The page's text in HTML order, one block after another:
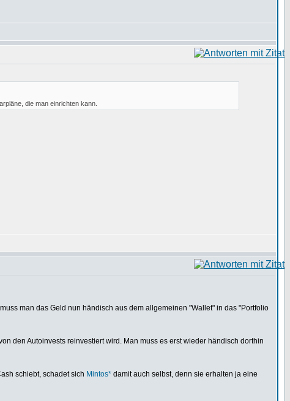
die man einrichten kann.
man das Geld nun händisch aus dem allgemeinen "Wallet" in das "Portfolio
den Autoinvests reinvestiert wird. Man muss es erst wieder händisch dorthin
schiebt, schadet sich Mintos* damit auch selbst, denn sie erhalten ja eine